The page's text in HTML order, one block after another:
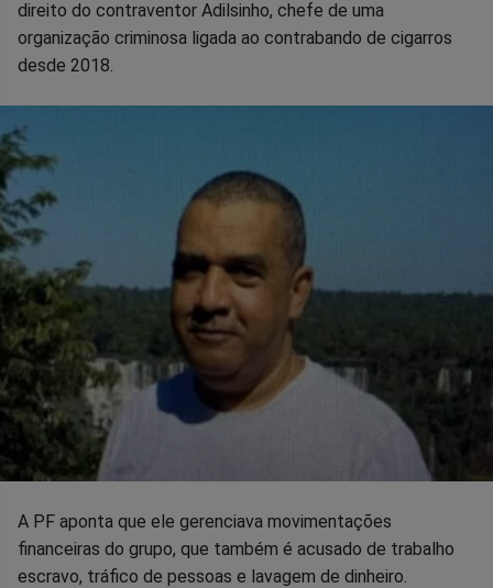
direito do contraventor Adilsinho, chefe de uma
organização criminosa ligada ao contrabando de cigarros
desde 2018.
A PF aponta que ele gerenciava movimentações
financeiras do grupo, que também é acusado de trabalho
escravo, tráfico de pessoas e lavagem de dinheiro.